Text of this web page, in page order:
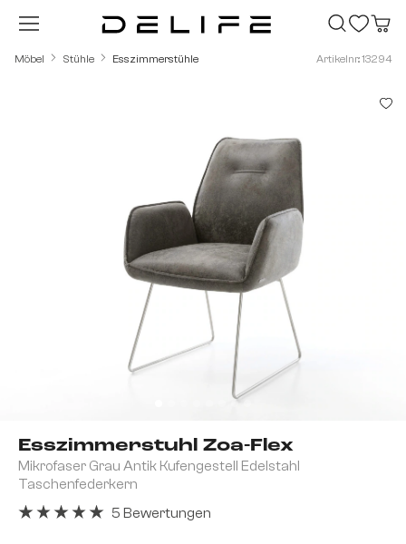
Zum Hauptinhalt springen
Möbel Stühle Esszimmerstühle Artikelnr.: 13294
Esszimmerstuhl Zoa-Flex
Mikrofaser Grau Antik Kufengestell Edelstahl
Taschenfederkern
5 Bewertungen